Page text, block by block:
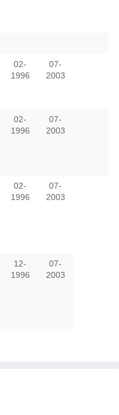
02-
1996
07-
2003
02-
1996
07-
2003
02-
1996
07-
2003
12-
1996
07-
2003